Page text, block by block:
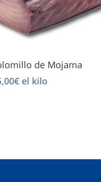
Select Options
de Mojama
€el kilo